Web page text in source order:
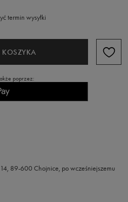
termin wysyłki
poprzez:
89-600 Chojnice, po wcześniejszemu